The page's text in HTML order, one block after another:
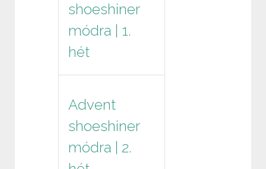
shoeshiner
módra | 1.
hét
Advent
shoeshiner
módra | 2.